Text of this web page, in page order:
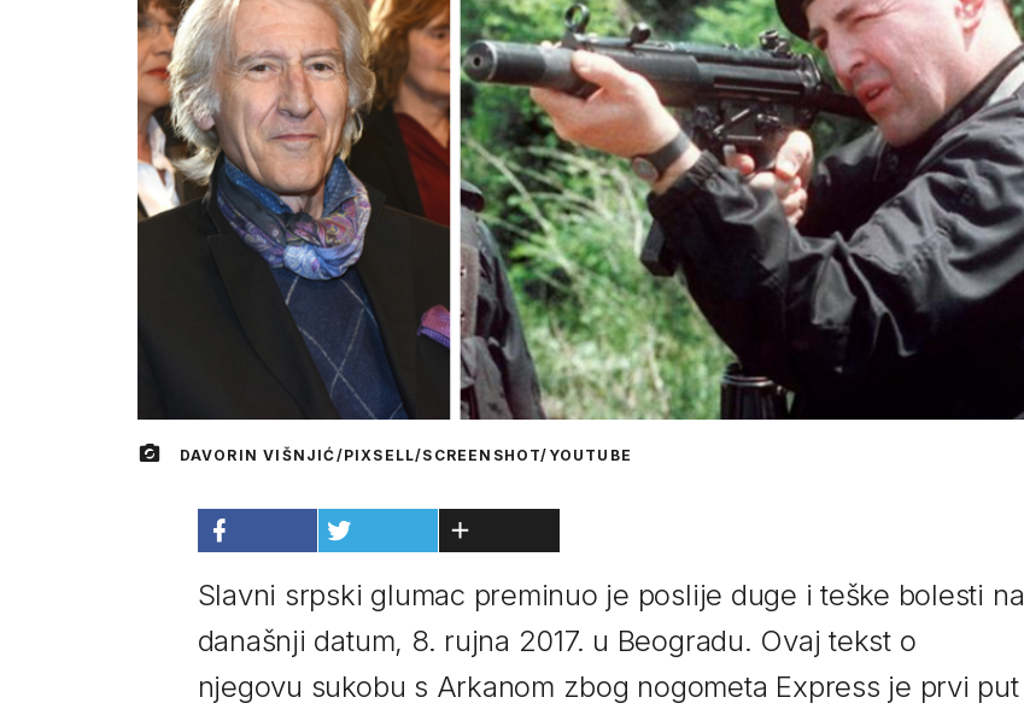
DAVORIN VIŠNJIĆ/PIXSELL/SCREENSHOT/YOUTUBE
Slavni srpski glumac preminuo je poslije duge i teške bolesti na
današnji datum, 8. rujna 2017. u Beogradu. Ovaj tekst o
njegovu sukobu s Arkanom zbog nogometa Express je prvi put